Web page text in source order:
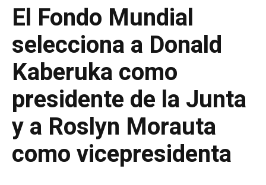
El Fondo Mundial
selecciona a Donald
Kaberuka como
presidente de la Junta
y a Roslyn Morauta
como vicepresidenta